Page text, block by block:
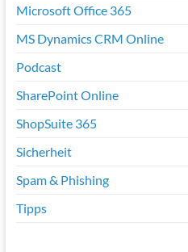
Microsoft Office 365
MS Dynamics CRM Online
Podcast
SharePoint Online
ShopSuite 365
Sicherheit
Spam & Phishing
Tipps